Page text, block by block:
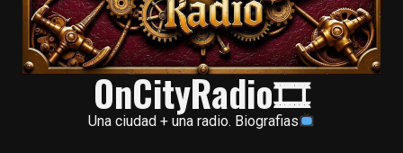
OnCityRadio🎞
Una ciudad + una radio. Biografias